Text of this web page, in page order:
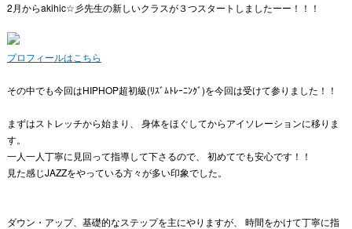
2月からakihic☆彡先生の新しいクラスが３つスタートしましたーー！！！
プロフィールはこちら
その中でも今回はHIPHOP超初級(ﾘｽﾞﾑﾄﾚｰﾆﾝｸﾞ)を今回は受けて参りました！！
まずはストレッチから始まり、 身体をほぐしてからアイソレーションに移りま
す。
一人一人丁寧に見回って指導して下さるので、 初めてでも安心です！！
見た感じJAZZをやっている方々が多い印象でした。
ダウン・アップ、基礎的なステップを主にやりますが、 時間をかけて丁寧に指